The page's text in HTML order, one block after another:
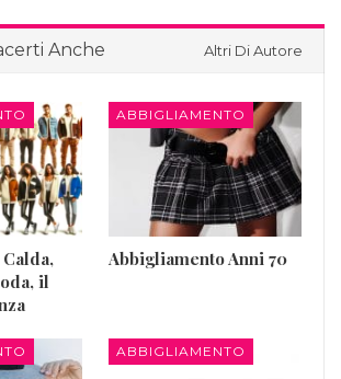
Anche Altri Di Autore
il
ABBIGLIAMENTO
Abbigliamento Anni 70
ABBIGLIAMENTO